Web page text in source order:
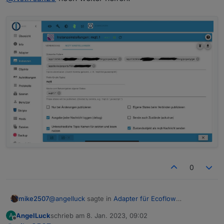
0
mike2507@angelluck sagte in Adapter für Ecoflow
A AngelLuckschrieb am 8. Jan. 2023, 09:02
zuletzt editiert von